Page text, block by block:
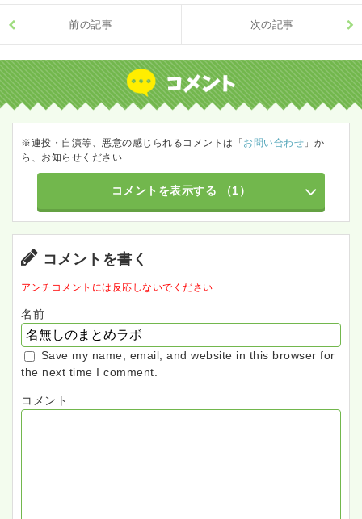
前の記事 次の記事
※連投・自演等、悪意の感じられるコメントは「 お問い合わせ 」か
ら、お知らせください
コメントを表示する （1）
コメントを書く
アンチコメントには反応しないでください
名前
Save my name, email, and website in this browser for
the next time I comment.
コメント